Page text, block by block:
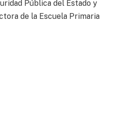
Pública del Estado y
de la Escuela Primaria